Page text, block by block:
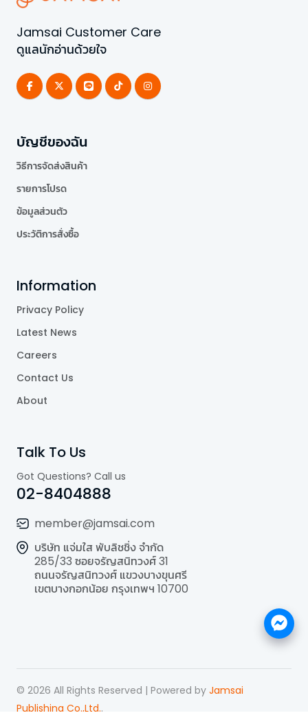
Jamsai Customer Care
ดูแลนักอ่านด้วยใจ
บัญชีของฉัน
วิธีการจัดส่งสินค้า
รายการโปรด
ข้อมูลส่วนตัว
ประวัติการสั่งซื้อ
Information
Privacy Policy
Latest News
Careers
Contact Us
About
Talk To Us
Got Questions? Call us
02-8404888
member@jamsai.com
บริษัท แจ่มใส พับลิชชิ่ง จำกัด
285/33 ซอยจรัญสนิทวงศ์ 31
ถนนจรัญสนิทวงศ์ แขวงบางขุนศรี
เขตบางกอกน้อย กรุงเทพฯ 10700
© 2026 All Rights Reserved | Powered by Jamsai
Publishing Co.,Ltd..